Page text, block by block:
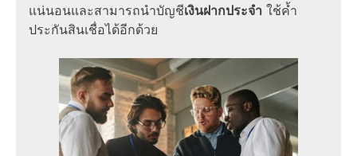
แน่นอนและสามารถนำบัญชีเงินฝากประจำ ใช้ค้ำ
ประกันสินเชื่อได้อีกด้วย